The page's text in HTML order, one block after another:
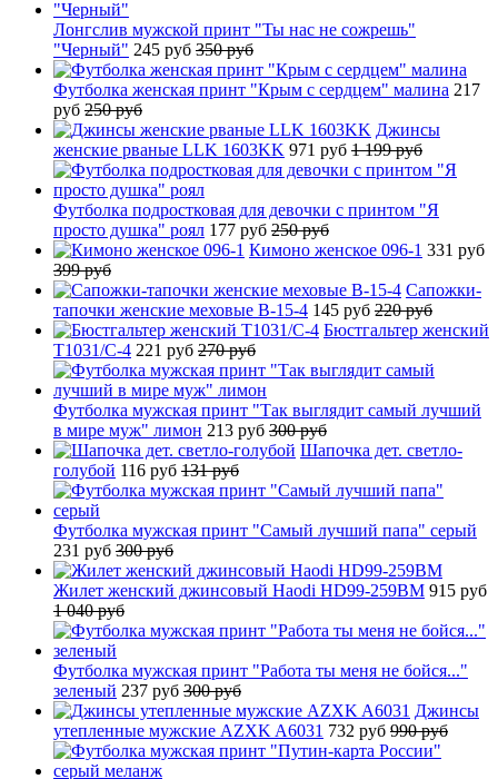
Лонгслив мужской принт "Ты нас не сожрешь"
"Черный" 245 руб 350 руб
Футболка женская принт "Крым с сердцем" малина 217
руб 250 руб
Джинсы
женские рваные LLK 1603KK 971 руб 1 199 руб
Футболка подростковая для девочки с принтом "Я
просто душка" роял 177 руб 250 руб
Кимоно женское 096-1 331 руб
399 руб
Сапожки-
тапочки женские меховые B-15-4 145 руб 220 руб
Бюстгальтер женский
T1031/C-4 221 руб 270 руб
Футболка мужская принт "Так выглядит самый лучший
в мире муж" лимон 213 руб 300 руб
Шапочка дет. светло-
голубой 116 руб 131 руб
Футболка мужская принт "Самый лучший папа" серый
231 руб 300 руб
Жилет женский джинсовый Haodi HD99-259BM 915 руб
1 040 руб
Футболка мужская принт "Работа ты меня не бойся..."
зеленый 237 руб 300 руб
Джинсы
утепленные мужские AZXK A6031 732 руб 990 руб